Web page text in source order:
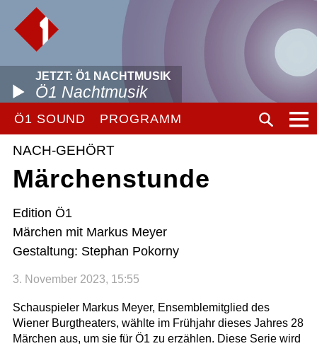
JETZT: Ö1 NACHTMUSIK
Ö1 Nachtmusik
Ö1 SOUND PROGRAMM
NACH-GEHÖRT
Märchenstunde
Edition Ö1
Märchen mit Markus Meyer
Gestaltung: Stephan Pokorny
3. November 2023, 15:55
Schauspieler Markus Meyer, Ensemblemitglied des
Wiener Burgtheaters, wählte im Frühjahr dieses Jahres 28
Märchen aus, um sie für Ö1 zu erzählen. Diese Serie wird